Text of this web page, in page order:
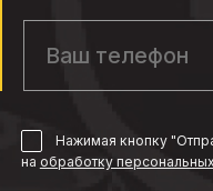
Нажимая кнопку
на обработку